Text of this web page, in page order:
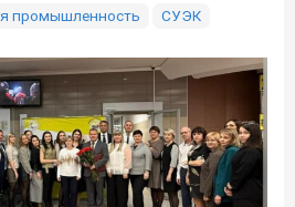
промышленность СУЭК